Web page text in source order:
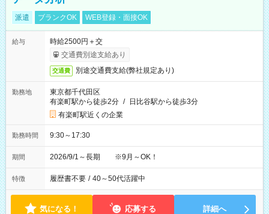
派遣 ブランクOK WEB登録・面接OK
給与
時給2500円＋交
交通費別途支給あり
交通費 別途交通費支給(弊社規定あり)
勤務地
東京都千代田区
有楽町駅から徒歩2分 / 日比谷駅から徒歩3分
有楽町駅近くの企業
勤務時間 9:30～17:30
期間 2026/9/1～長期 ※9月～OK！
特徴 履歴書不要 / 40～50代活躍中
気になる！ 応募する 詳細へ